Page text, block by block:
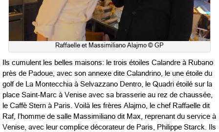
Raffaelle et Massimiliano Alajmo © GP
Ils cumulent les belles maisons: le trois étoiles Calandre à Rubano
près de Padoue, avec son annexe dite Calandrino, le une étoile du
golf de La Montecchia à Selvazzano Dentro, le Quadri étoilé sur la
place Saint-Marc à Venise avec sa brasserie au rez de chaussée,
le Caffè Stern à Paris. Voilà les frères Alajmo, le chef Raffaelle dit
Raf, l’homme de salle Massimiliano dit Max, reprenant du service à
Venise, avec leur complice décorateur de Paris, Philippe Starck. Ils